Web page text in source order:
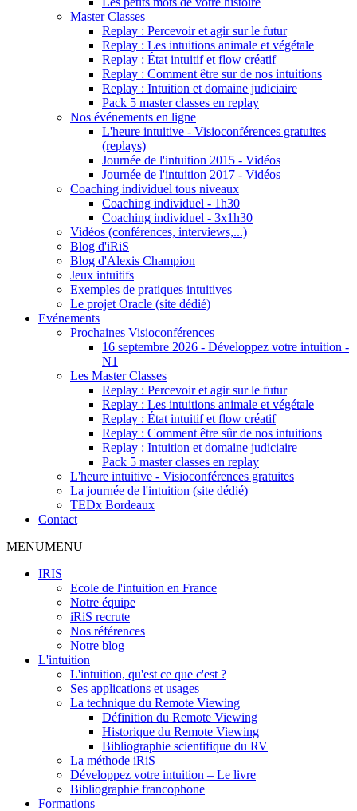
Master Classes
Replay : Percevoir et agir sur le futur
Replay : Les intuitions animale et végétale
Replay : État intuitif et flow créatif
Replay : Comment être sur de nos intuitions
Replay : Intuition et domaine judiciaire
Pack 5 master classes en replay
Nos événements en ligne
L'heure intuitive - Visioconférences gratuites
(replays)
Journée de l'intuition 2015 - Vidéos
Journée de l'intuition 2017 - Vidéos
Coaching individuel tous niveaux
Coaching individuel - 1h30
Coaching individuel - 3x1h30
Vidéos (conférences, interviews,...)
Blog d'iRiS
Blog d'Alexis Champion
Jeux intuitifs
Exemples de pratiques intuitives
Le projet Oracle (site dédié)
Evénements
Prochaines Visioconférences
16 septembre 2026 - Développez votre intuition -
N1
Les Master Classes
Replay : Percevoir et agir sur le futur
Replay : Les intuitions animale et végétale
Replay : État intuitif et flow créatif
Replay : Comment être sûr de nos intuitions
Replay : Intuition et domaine judiciaire
Pack 5 master classes en replay
L'heure intuitive - Visioconférences gratuites
La journée de l'intuition (site dédié)
TEDx Bordeaux
Contact
MENUMENU
IRIS
Ecole de l'intuition en France
Notre équipe
iRiS recrute
Nos références
Notre blog
L'intuition
L'intuition, qu'est ce que c'est ?
Ses applications et usages
La technique du Remote Viewing
Définition du Remote Viewing
Historique du Remote Viewing
Bibliographie scientifique du RV
La méthode iRiS
Développez votre intuition – Le livre
Bibliographie francophone
Formations